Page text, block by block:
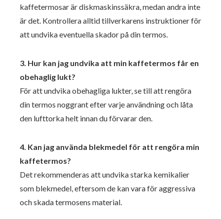
kaffetermosar är diskmaskinssäkra, medan andra inte
är det. Kontrollera alltid tillverkarens instruktioner för
att undvika eventuella skador på din termos.
3. Hur kan jag undvika att min kaffetermos får en
obehaglig lukt?
För att undvika obehagliga lukter, se till att rengöra
din termos noggrant efter varje användning och låta
den lufttorka helt innan du förvarar den.
4. Kan jag använda blekmedel för att rengöra min
kaffetermos?
Det rekommenderas att undvika starka kemikalier
som blekmedel, eftersom de kan vara för aggressiva
och skada termosens material.